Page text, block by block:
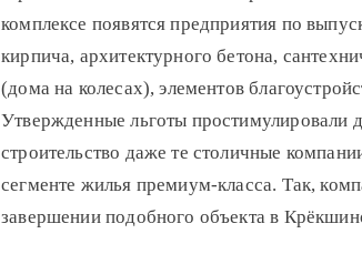
комплексе появятся предприятия по
кирпича, архитектурного бетона,
(дома на колесах), элементов
Утвержденные льготы
строительство даже те столичные
сегменте жилья премиум-класса. Так,
завершении подобного объекта в